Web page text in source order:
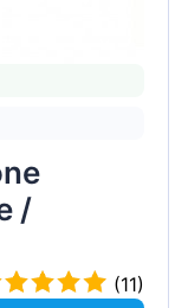
/
(11)